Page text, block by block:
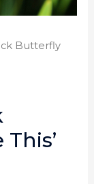
Butterfly